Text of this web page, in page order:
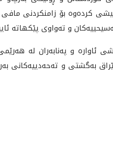
كرده‌وه‌ بۆ زامنكردنى
و ته‌واوى پێكهاته‌
ئاواره‌ و په‌نابه‌ران له‌
به‌گشتى و ته‌حه‌دييه‌كانى